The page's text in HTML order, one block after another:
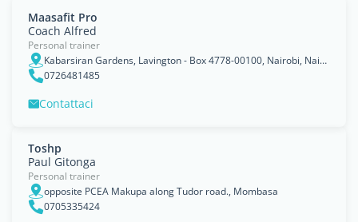
Maasafit Pro
Coach Alfred
Personal trainer
Kabarsiran Gardens, Lavington - Box 4778-00100, Nairobi, Nairobi Area
0726481485
Contattaci
Toshp
Paul Gitonga
Personal trainer
opposite PCEA Makupa along Tudor road., Mombasa
0705335424